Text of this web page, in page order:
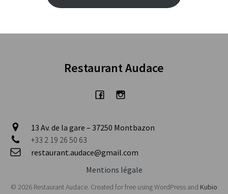
Restaurant Audace
13 Av. de la gare – 37250 Montbazon
+33 2 19 26 50 63
restaurant.audace@gmail.com
Mentions légale
© 2026 Restaurant Audace. Created for free using WordPress and Kubio